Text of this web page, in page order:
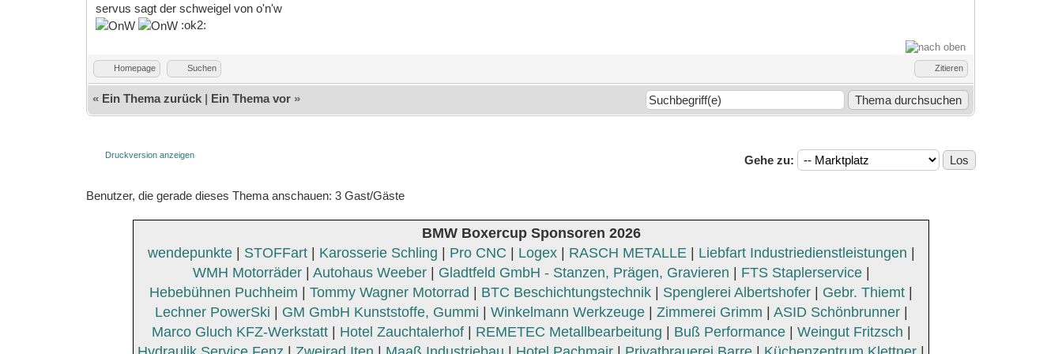
servus sagt der schweigel von o'n'w
:ok2:
Homepage Suchen Zitieren
« Ein Thema zurück | Ein Thema vor »
Druckversion anzeigen Gehe zu:
Benutzer, die gerade dieses Thema anschauen: 3 Gast/Gäste
BMW Boxercup Sponsoren 2026
wendepunkte| STOFFart| Karosserie Schling | Pro CNC | Logex| RASCH METALLE | Liebfart Industriedienstleistungen |
WMH Motorräder| Autohaus Weeber| Gladtfeld GmbH - Stanzen, Prägen, Gravieren | FTS Staplerservice|
Hebebühnen Puchheim | Tommy Wagner Motorrad | BTC Beschichtungstechnik | Spenglerei Albertshofer | Gebr. Thiemt |
Lechner PowerSki | GM GmbH Kunststoffe, Gummi | Winkelmann Werkzeuge| Zimmerei Grimm | ASID Schönbrunner|
Marco Gluch KFZ-Werkstatt| Hotel Zauchtalerhof| REMETEC Metallbearbeitung | Buß Performance| Weingut Fritzsch |